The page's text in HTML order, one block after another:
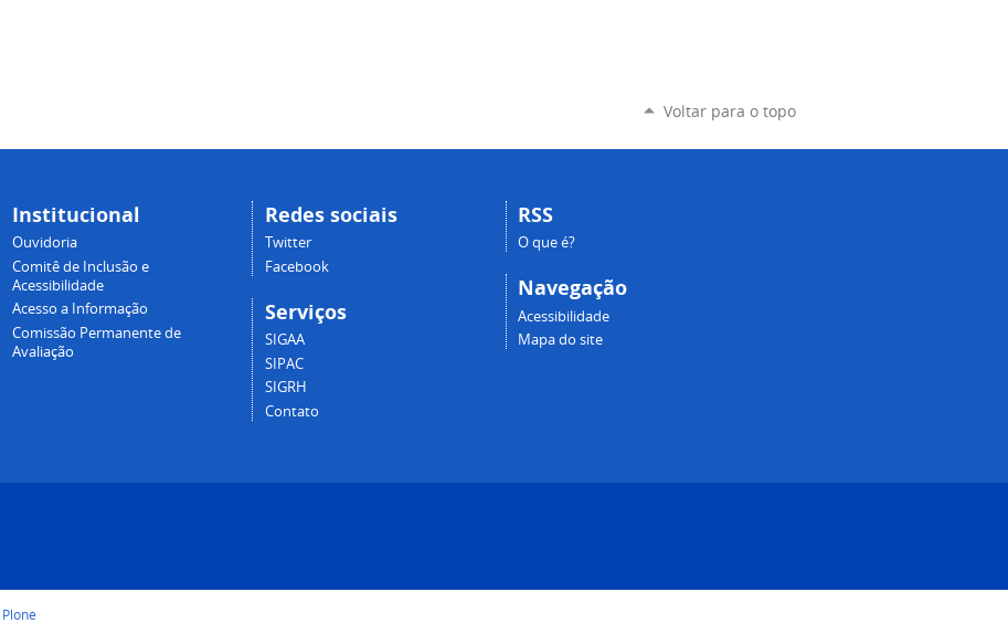
Voltar para o topo
Institucional
Ouvidoria
Comitê de Inclusão e
Acessibilidade
Acesso a Informação
Comissão Permanente de
Avaliação
Redes sociais
Twitter
Facebook
Serviços
SIGAA
SIPAC
SIGRH
Contato
RSS
O que é?
Navegação
Acessibilidade
Mapa do site
Plone